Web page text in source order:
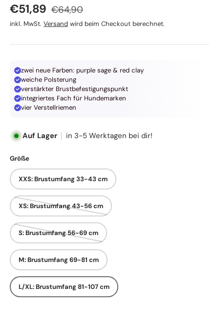
Verkaufspreis
€51,89 Normaler Preis
€64,90
inkl. MwSt. Versand wird beim Checkout berechnet.
zwei neue Farben: purple sage & red clay
weiche Polsterung
verstärkter Brustbefestigungspunkt
integriertes Fach für Hundemarken
vier Verstellriemen
Auf Lager in 3-5 Werktagen bei dir!
Größe
XXS: Brustumfang 33-43 cm
XS: Brustumfang 43-56 cm
S: Brustumfang 56-69 cm
M: Brustumfang 69-81 cm
L/XL: Brustumfang 81-107 cm